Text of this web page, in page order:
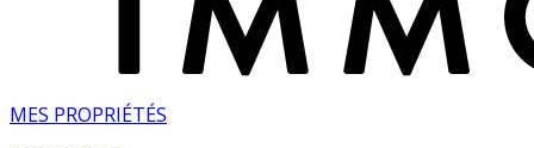
MES PROPRIÉTÉS